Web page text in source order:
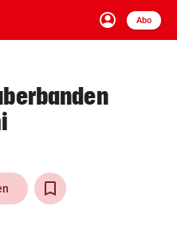
account_circle
Anmelden
Abo
close Schließen
arrow_right